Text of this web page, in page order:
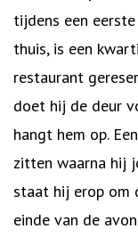
tijdens een
thuis, is een
restaurant
doet hij de deur
hangt hem op.
zitten waarna hij
staat hij erop om
einde van de